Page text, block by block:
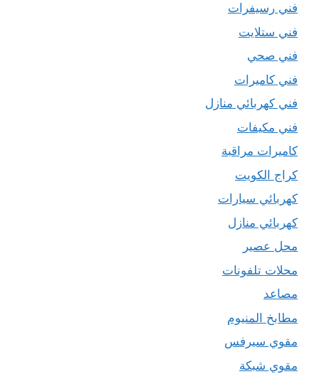
فني رسيفرات
فني ستلايت
فني صحي
فني كاميرات
فني كهربائي منازل
فني مكيفات
كاميرات مراقبة
كراج الكويت
كهربائي سيارات
كهربائي منازل
محل عصير
محلات تلفونات
مصاعد
مطابخ المنيوم
مقوي سيرفس
مقوي شبكة